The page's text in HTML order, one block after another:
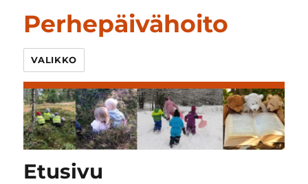
Perhepäivähoito
VALIKKO
Etusivu